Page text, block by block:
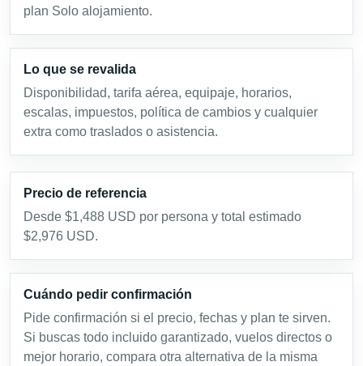
plan Solo alojamiento.
Lo que se revalida
Disponibilidad, tarifa aérea, equipaje, horarios,
escalas, impuestos, política de cambios y cualquier
extra como traslados o asistencia.
Precio de referencia
Desde $1,488 USD por persona y total estimado
$2,976 USD.
Cuándo pedir confirmación
Pide confirmación si el precio, fechas y plan te sirven.
Si buscas todo incluido garantizado, vuelos directos o
mejor horario, compara otra alternativa de la misma